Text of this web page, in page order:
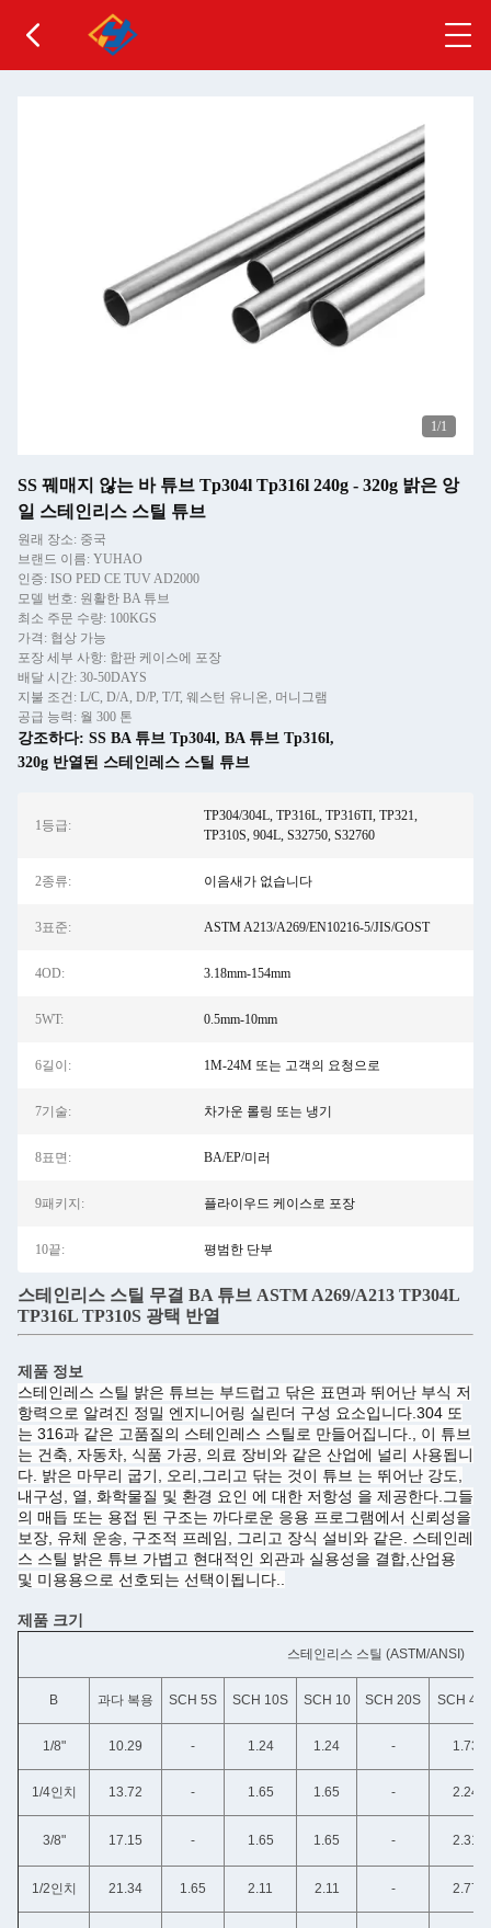
1/1
SS 꿰매지 않는 바 튜브 Tp304l Tp316l 240g - 320g 밝은 앙
일 스테인리스 스틸 튜브
원래 장소: 중국
브랜드 이름: YUHAO
인증: ISO PED CE TUV AD2000
모델 번호: 원활한 BA 튜브
최소 주문 수량: 100KGS
가격: 협상 가능
포장 세부 사항: 합판 케이스에 포장
배달 시간: 30-50DAYS
지불 조건: L/C, D/A, D/P, T/T, 웨스턴 유니온, 머니그램
공급 능력: 월 300 톤
강조하다: SS BA 튜브 Tp304l, BA 튜브 Tp316l,
320g 반열된 스테인레스 스틸 튜브
1등급:
TP304/304L, TP316L, TP316TI, TP321,
TP310S, 904L, S32750, S32760
2종류: 이음새가 없습니다
3표준: ASTM A213/A269/EN10216-5/JIS/GOST
4OD: 3.18mm-154mm
5WT: 0.5mm-10mm
6길이: 1M-24M 또는 고객의 요청으로
7기술: 차가운 롤링 또는 냉기
8표면: BA/EP/미러
9패키지: 플라이우드 케이스로 포장
10끝: 평범한 단부
스테인리스 스틸 무결 BA 튜브 ASTM A269/A213 TP304L
TP316L TP310S 광택 반열
제품 정보
스테인레스 스틸 밝은 튜브는 부드럽고 닦은 표면과 뛰어난 부식 저
항력으로 알려진 정밀 엔지니어링 실린더 구성 요소입니다.304 또
는 316과 같은 고품질의 스테인레스 스틸로 만들어집니다., 이 튜브
는 건축, 자동차, 식품 가공, 의료 장비와 같은 산업에 널리 사용됩니
다. 밝은 마무리 굽기, 오리,그리고 닦는 것이 튜브 는 뛰어난 강도,
내구성, 열, 화학물질 및 환경 요인 에 대한 저항성 을 제공한다.그들
의 매듭 또는 용접 된 구조는 까다로운 응용 프로그램에서 신뢰성을
보장, 유체 운송, 구조적 프레임, 그리고 장식 설비와 같은. 스테인레
스 스틸 밝은 튜브 가볍고 현대적인 외관과 실용성을 결합,산업용
및 미용용으로 선호되는 선택이됩니다..
제품 크기
스테인리스 스틸 (ASTM/ANSI)
B 과다 복용 SCH 5S SCH 10S SCH 10 SCH 20S SCH
1/8" 10.29 - 1.24 1.24 - 1.73
1/4인치 13.72 - 1.65 1.65 - 2.24
3/8" 17.15 - 1.65 1.65 - 2.31
1/2인치 21.34 1.65 2.11 2.11 - 2.77